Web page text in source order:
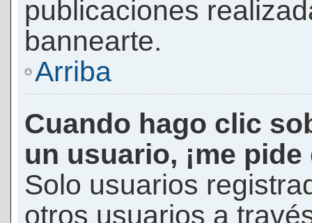
publicaciones
bannearte.
Arriba
Cuando hago clic
un usuario, ¡me
Solo usuarios
otros usuarios a